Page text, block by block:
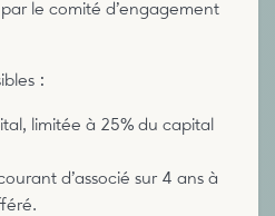
le comité d’engagement
:
limitée à 25% du capital
d’associé sur 4 ans à